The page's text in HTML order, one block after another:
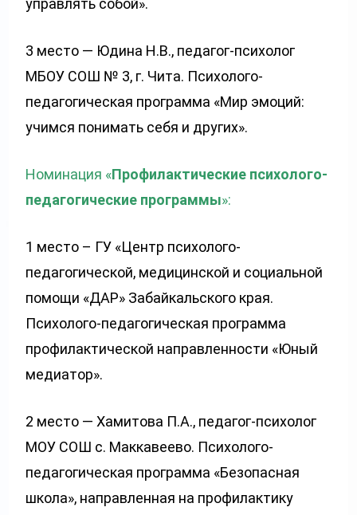
управлять собой».
3 место — Юдина Н.В., педагог-психолог
МБОУ СОШ № 3, г. Чита. Психолого-
педагогическая программа «Мир эмоций:
учимся понимать себя и других».
Номинация «Профилактические психолого-
педагогические программы»:
1 место – ГУ «Центр психолого-
педагогической, медицинской и социальной
помощи «ДАР» Забайкальского края.
Психолого-педагогическая программа
профилактической направленности «Юный
медиатор».
2 место — Хамитова П.А., педагог-психолог
МОУ СОШ с. Маккавеево. Психолого-
педагогическая программа «Безопасная
школа», направленная на профилактику